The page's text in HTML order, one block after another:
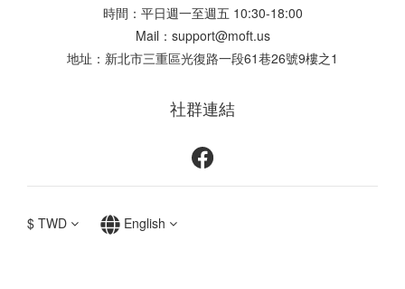
時間：平日週一至週五 10:30-18:00
Mail：support@moft.us
地址：新北市三重區光復路一段61巷26號9樓之1
社群連結
$ TWD English